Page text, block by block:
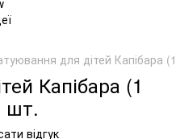
для дітей Капібара
Капібара (1
шт.
відгук